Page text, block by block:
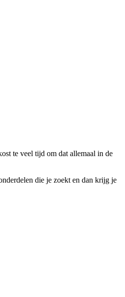
te veel tijd om dat allemaal in de
die je zoekt en dan krijg je